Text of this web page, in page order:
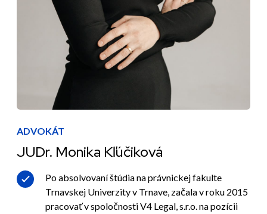
ADVOKÁT
JUDr. Monika Kľúčiková
Po absolvovaní štúdia na právnickej fakulte
Trnavskej Univerzity v Trnave, začala v roku 2015
pracovať v spoločnosti V4 Legal, s.r.o. na pozícii